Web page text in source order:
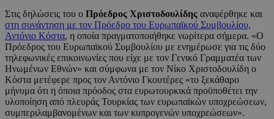
Στις δηλώσεις του ο Πρόεδρος Χριστοδουλίδης αναφέρθηκε και
στη συνάντηση με τον Πρόεδρο του Ευρωπαϊκού Συμβουλίου,
Αντόνιο Κόστα, η οποία πραγματοποιήθηκε νωρίτερα σήμερα. «Ο
Πρόεδρος του Ευρωπαϊκού Συμβουλίου με ενημέρωσε για τις δύο
τηλεφωνικές επικοινωνίες που είχε με τον Γενικό Γραμματέα των
Ηνωμένων Εθνών» και σύμφωνα με τον Νίκο Χριστοδουλίδη ο
Κόστα μετέφερε προς τον Αντόνιο Γκουτέρες «το ξεκάθαρο
μήνυμα ότι η όποια πρόοδος στα ευρωτουρκικά προϋποθέτει την
υλοποίηση από πλευράς Τουρκίας των ευρωπαϊκών υποχρεώσεων,
συμπεριλαμβανομένων και των κυπρογενών υποχρεώσεων».